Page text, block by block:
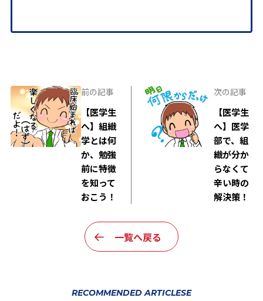
前の記事
【医学生
へ】組織
学とは何
か、勉強
前に特徴
を知って
おこう！
次の記事
【医学生
へ】医学
部で、組
織が分か
らなくて
辛い時の
解決策！
一覧へ戻る
RECOMMENDED ARTICLESE